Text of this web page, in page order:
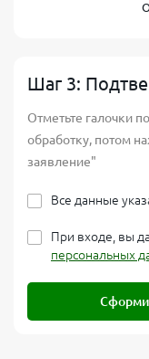
Шаг 3:
Отметьте галочки
обработку, потом
заявление"
Все данные
При входе, вы
персональных